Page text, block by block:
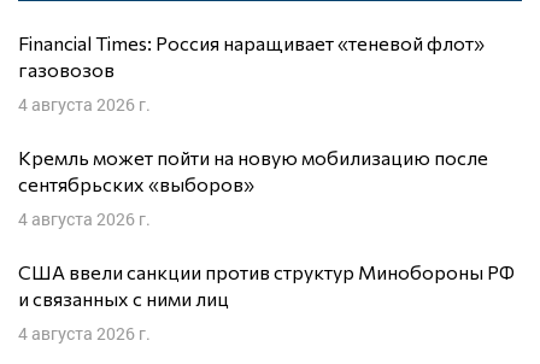
Financial Times: Россия наращивает «теневой флот»
газовозов
4 августа 2026 г.
Кремль может пойти на новую мобилизацию после
сентябрьских «выборов»
4 августа 2026 г.
США ввели санкции против структур Минобороны РФ
и связанных с ними лиц
4 августа 2026 г.